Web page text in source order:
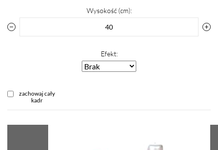
Wysokość (cm):
Efekt:
zachowaj cały
kadr